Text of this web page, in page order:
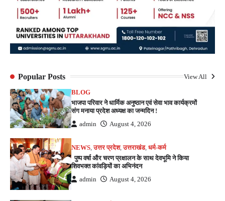
Popular Posts View All
BLOG
भाजपा परिवार ने धार्मिक अनुष्ठान एवं सेवा भाव कार्यक्रमों
संग मनाया प्रदेश अध्यक्ष का जन्मदिन !
admin August 4, 2026
NEWS,उत्तर प्रदेश,उत्तराखंड,धर्म-कर्म
पुष्प वर्षा और चरण प्रक्षालन के साथ देवभूमि ने किया
शिवभक्त कांवड़ियों का अभिनंदन
admin August 4, 2026